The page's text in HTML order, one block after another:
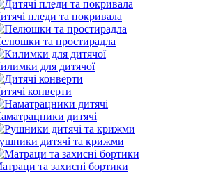
пледи та покривала
та простирадла
для дитячої
конверти
дитячі
дитячі та крижми
та захисні бортики